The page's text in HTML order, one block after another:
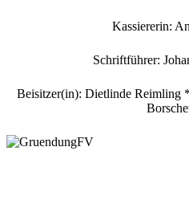
Kassiererin:
Schriftführer:
Beisitzer(in): Dietlinde Reimling